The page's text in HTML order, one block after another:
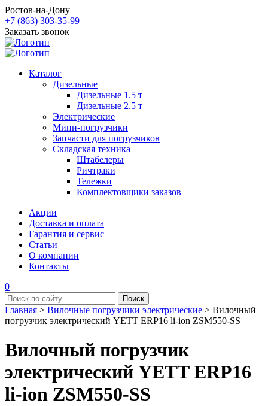
Ростов-на-Дону
+7 (863) 303-35-99
Заказать звонок
Каталог
Дизельные
Дизельные 1.5 т
Дизельные 2.5 т
Электрические
Мини-погрузчики
Запчасти для погрузчиков
Складская техника
Штабелеры
Ричтраки
Тележки
Комплектовщики заказов
Акции
Доставка и оплата
Гарантия и сервис
Статьи
О компании
Контакты
0
Главная > Вилочные погрузчики электрические > Вилочный
погрузчик электрический YETT ERP16 li-ion ZSM550-SS
Вилочный погрузчик
электрический YETT ERP16
li-ion ZSM550-SS